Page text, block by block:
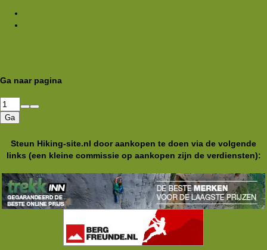
Ga naar pagina
Ga
Steun Hiking-site.nl door aankopen te doen via de volgende
links (een kleine commissie op aankopen zijn de verdiensten):